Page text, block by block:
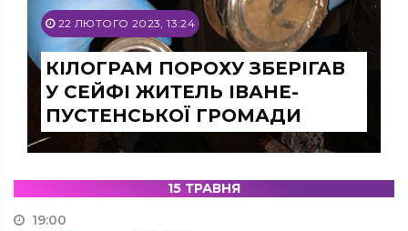
22 ЛЮТОГО 2023, 13:24
КІЛОГРАМ ПОРОХУ ЗБЕРІГАВ
У СЕЙФІ ЖИТЕЛЬ ІВАНЕ-
ПУСТЕНСЬКОЇ ГРОМАДИ
15 ТРАВНЯ
19:00